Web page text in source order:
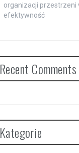
organizacji przestrzeni
efektywność
Recent Comments
Kategorie